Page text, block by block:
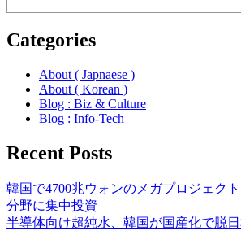
Categories
About ( Japnaese )
About ( Korean )
Blog : Biz & Culture
Blog : Info-Tech
Recent Posts
韓国で4700兆ウォンのメガプロジェク
分野に集中投資
半導体向け超純水、韓国が国産化で脱